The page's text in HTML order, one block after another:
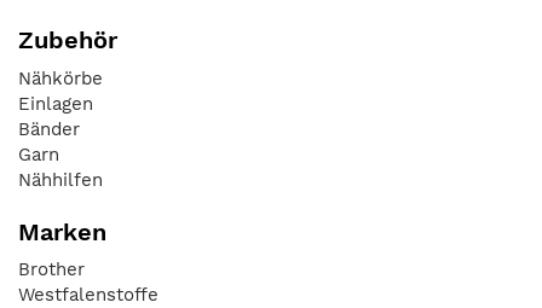
Zubehör
Nähkörbe
Einlagen
Bänder
Garn
Nähhilfen
Marken
Brother
Westfalenstoffe